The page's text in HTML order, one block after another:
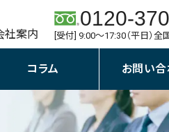
社案内
0120-
[受付] 9:00～17:30（平日）全
コラム お問い